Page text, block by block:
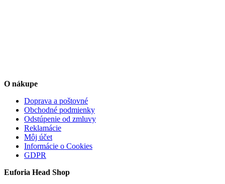
O nákupe
Doprava a poštovné
Obchodné podmienky
Odstúpenie od zmluvy
Reklamácie
Môj účet
Informácie o Cookies
GDPR
Euforia Head Shop